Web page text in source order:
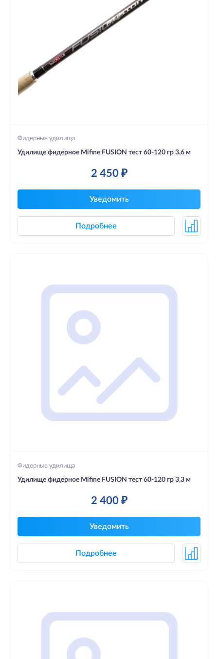
Фидерные удилища
Удилище фидерное Mifine FUSION тест 60-120 гр 3,6 м
2 450 ₽
Уведомить
Подробнее
Фидерные удилища
Удилище фидерное Mifine FUSION тест 60-120 гр 3,3 м
2 400 ₽
Уведомить
Подробнее